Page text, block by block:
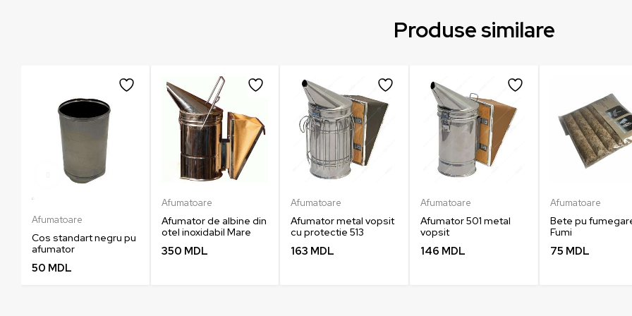
Produse similare
Afumatoare
Cos standart negru pu
afumator
50 MDL
Afumatoare
Afumator de albine din
otel inoxidabil Mare
350 MDL
Afumatoare
Afumator metal vopsit
cu protectie 513
163 MDL
Afumatoare
Afumator 501 metal
vopsit
146 MDL
Afumatoare
Bete pu
Fumi
75 MDL